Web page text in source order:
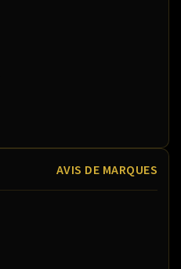
AVIS DE MARQUES